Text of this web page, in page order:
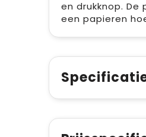
en drukknop.
een papieren